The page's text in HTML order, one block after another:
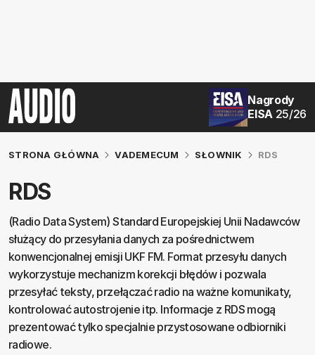
Nagrody
EISA 25/26
STRONA GŁÓWNA VADEMECUM SŁOWNIK RDS
RDS
(Radio Data System) Standard Europejskiej Unii Nadawców
służący do przesyłania danych za pośrednictwem
konwencjonalnej emisji UKF FM. Format przesyłu danych
wykorzystuje mechanizm korekcji błędów i pozwala
przesyłać teksty, przełączać radio na ważne komunikaty,
kontrolować autostrojenie itp. Informacje z RDS mogą
prezentować tylko specjalnie przystosowane odbiorniki
radiowe.